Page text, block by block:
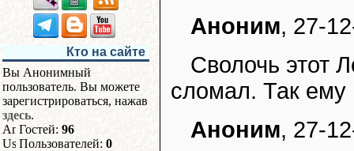
Кто на сайте
Вы Анонимный
пользователь. Вы можете
зарегистрироваться, нажав
здесь.
Гостей: 96
Пользователей: 0
Аноним, 27-
Сволочь этот
сломал. Так ему
Аноним, 27-